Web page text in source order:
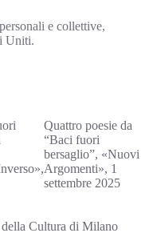
e collettive,
Uniti.
Quattro poesie da
“Baci fuori
bersaglio”, «Nuovi
Argomenti», 1
settembre 2025
Cultura di Milano